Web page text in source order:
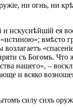
ни огнь, ни
искуснѣйшій ея
«истиною»;
съ Богомъ. Что
нашего», –
и всяко
силу сихъ